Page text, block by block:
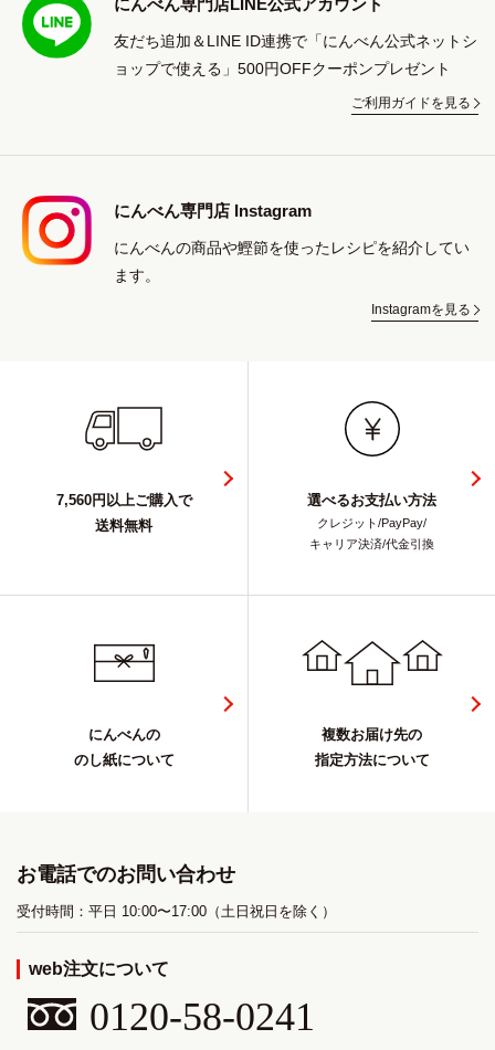
にんべん専門店LINE公式アカウント
友だち追加＆LINE ID連携で「にんべん公式ネットシ
ョップで使える」500円OFFクーポンプレゼント
ご利用ガイドを見る
にんべん専門店 Instagram
にんべんの商品や鰹節を使ったレシピを紹介してい
ます。
Instagramを見る
7,560円以上ご購入で
送料無料
選べるお支払い方法
クレジット/PayPay/
キャリア決済/代金引換
にんべんの
のし紙について
複数お届け先の
指定方法について
お電話でのお問い合わせ
受付時間：平日 10:00〜17:00（土日祝日を除く）
web注文について
0120-58-0241